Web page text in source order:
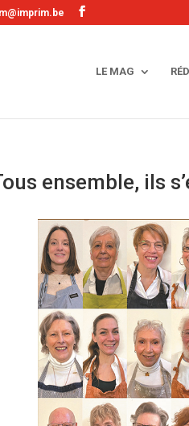
LE MAG
ensemble, ils